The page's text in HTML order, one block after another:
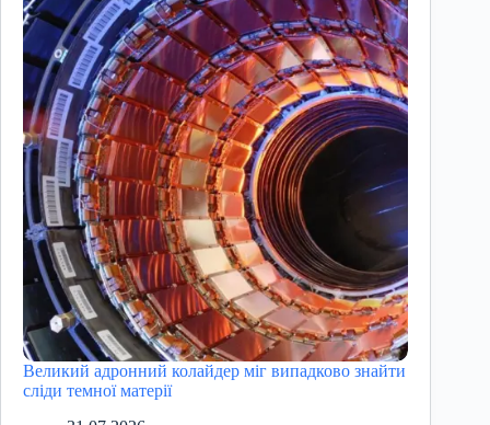
Великий адронний колайдер міг випадково знайти
сліди темної матерії